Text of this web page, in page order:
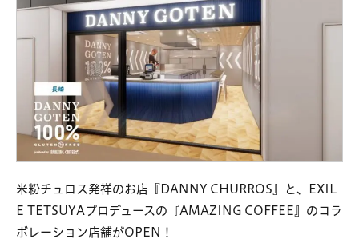
⽶粉チュロス発祥のお店『DANNY CHURROS』と、EXIL
E TETSUYAプロデュースの『AMAZING COFFEE』のコラ
ボレーション店舗がOPEN！